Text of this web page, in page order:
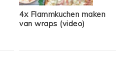
4x Flammkuchen maken
van wraps (video)